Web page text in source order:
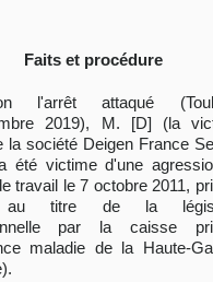
Faits et procédure
l'arrêt attaqué
2019), M. [D] (la
la société Deigen France
été victime d'une
travail le 7 octobre 2011,
au titre de la
par la caisse
maladie de la Haute-